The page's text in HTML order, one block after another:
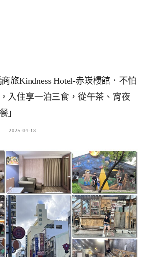
商旅Kindness Hotel-赤崁樓館．不怕
入住享一泊三食，從午茶、宵夜
」
2025-04-18